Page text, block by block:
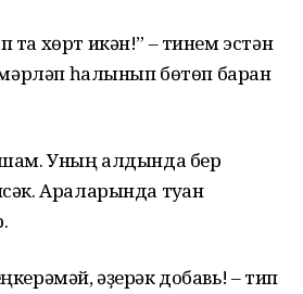
хөрт икән!” – тинем эстән
һалынып бөтөп барған
Уның алдында бер
Араларында туған
әҙерәк добавь! – тип